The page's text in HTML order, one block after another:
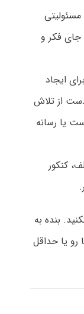
جای فکر و
ایجاد
از تلاش
یا رسانه
کنکور
بنده به
یا حداقل